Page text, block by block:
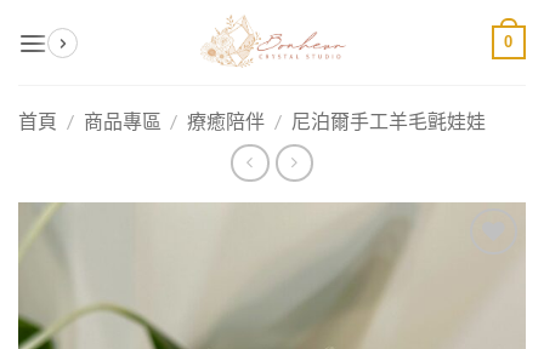
0
首頁 / 商品專區 / 療癒陪伴 / 尼泊爾手工羊毛氈娃娃